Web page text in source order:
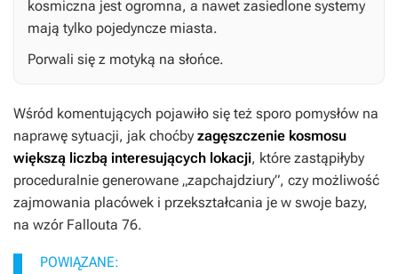
kosmiczna jest ogromna, a nawet zasiedlone systemy
mają tylko pojedyncze miasta.
Porwali się z motyką na słońce.
Wśród komentujących pojawiło się też sporo pomysłów na
naprawę sytuacji, jak choćby zagęszczenie kosmosu
większą liczbą interesujących lokacji, które zastąpiłyby
proceduralnie generowane „zapchajdziury”, czy możliwość
zajmowania placówek i przekształcania je w swoje bazy,
na wzór Fallouta 76.
POWIĄZANE: